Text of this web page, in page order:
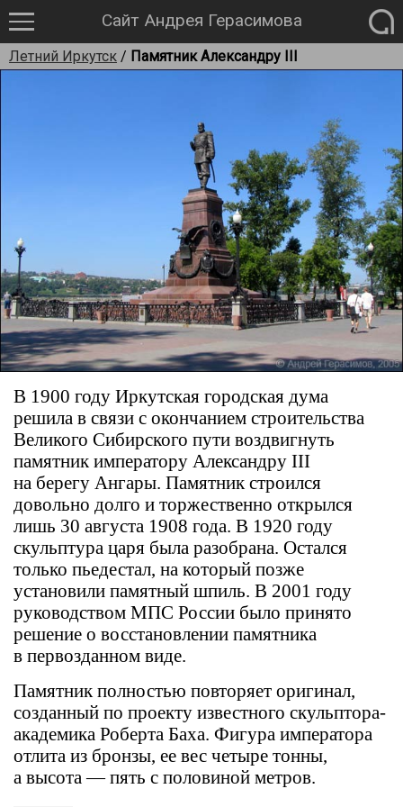
Сайт Андрея Герасимова
Летний Иркутск / Памятник Александру III
В 1900 году Иркутская городская дума
решила в связи с окончанием строительства
Великого Сибирского пути воздвигнуть
памятник императору Александру III
на берегу Ангары. Памятник строился
довольно долго и торжественно открылся
лишь 30 августа 1908 года. В 1920 году
скульптура царя была разобрана. Остался
только пьедестал, на который позже
установили памятный шпиль. В 2001 году
руководством МПС России было принято
решение о восстановлении памятника
в первозданном виде.
Памятник полностью повторяет оригинал,
созданный по проекту известного скульптора-
академика Роберта Баха. Фигура императора
отлита из бронзы, ее вес четыре тонны,
а высота — пять с половиной метров.